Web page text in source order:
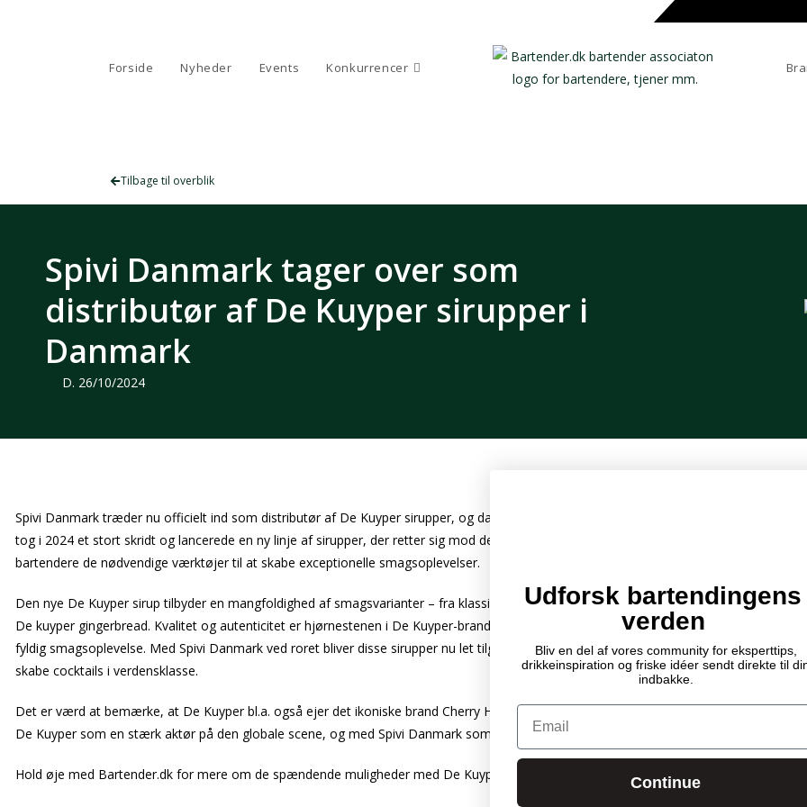
Forside Nyheder Events Konkurrencer
Tilbage til overblik
Spivi Danmark tager over som
distributør af De Kuyper sirupper i
Danmark
D. 26/10/2024
Spivi Danmark træder nu officielt ind som distributør af De Kuyper sirupper, og danske bartendere kan glæde sig over denne nyhed. De
tog i 2024 et stort skridt og lancerede en ny linje af sirupper, der retter sig mod den internationale cocktailscene. Sirupserien er udviklet
bartendere de nødvendige værktøjer til at skabe exceptionelle smagsoplevelser.
Den nye De Kuyper sirup tilbyder en mangfoldighed af smagsvarianter – fra klassikere som gomme og grenadine til mere
De kuyper gingerbread. Kvalitet og autenticitet er hjørnestenen i De Kuyper-brandet, og det kommer især til udtryk i deres sirupper, der
fyldig smagsoplevelse. Med Spivi Danmark ved roret bliver disse sirupper nu let tilgængelige i Danmark, hvilket gør det nemmere for
skabe cocktails i verdensklasse.
Det er værd at bemærke, at De Kuyper bl.a. også ejer det ikoniske brand Cherry Heering, som er en klassiker i cocktailverdenen.
De Kuyper som en stærk aktør på den globale scene, og med Spivi Danmark som distributør bliver de danske cocktailbarer godt rustet
Hold øje med Bartender.dk for mere om de spændende muligheder med De Kuyper’s nye sirupper og bliv inspireret til at tage dine
Mail:info @ bartender.dk
tlf.:+45 25 39 36 37
Udforsk bartendingens
verden
Bliv en del af vores community for eksperttips,
drikkeinspiration og friske idéer sendt direkte til
indbakke.
Email
Continue